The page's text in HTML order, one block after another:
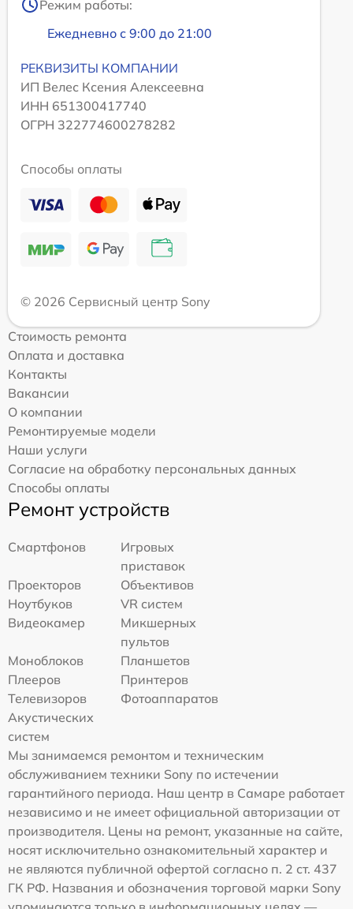
Режим работы:
Ежедневно с 9:00 до 21:00
РЕКВИЗИТЫ КОМПАНИИ
ИП Велес Ксения Алексеевна
ИНН 651300417740
ОГРН 322774600278282
Способы оплаты
© 2026 Сервисный центр Sony
Стоимость ремонта
Оплата и доставка
Контакты
Вакансии
О компании
Ремонтируемые модели
Наши услуги
Согласие на обработку персональных данных
Способы оплаты
Ремонт устройств
Смартфонов
Игровых
приставок
Проекторов
Объективов
Ноутбуков
VR систем
Видеокамер
Микшерных
пультов
Моноблоков
Планшетов
Плееров
Принтеров
Телевизоров
Фотоаппаратов
Акустических
систем
Мы занимаемся ремонтом и техническим
обслуживанием техники Sony по истечении
гарантийного периода. Наш центр в Самаре работает
независимо и не имеет официальной авторизации от
производителя. Цены на ремонт, указанные на сайте,
носят исключительно ознакомительный характер и
не являются публичной офертой согласно п. 2 ст. 437
ГК РФ. Названия и обозначения торговой марки Sony